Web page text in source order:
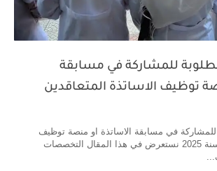
للمشاركة في مسابقة
توظيف الاساتذة المتعاقدين
في مسابقة الاساتذة او منصة توظيف
الاساتذة المتعاقدين لسنة 2025 نستعرض في هذا المقال التخصصات